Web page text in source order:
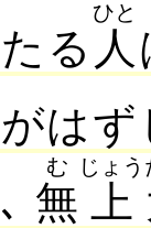
る 人
ひと
はず
無
む
上
じょう